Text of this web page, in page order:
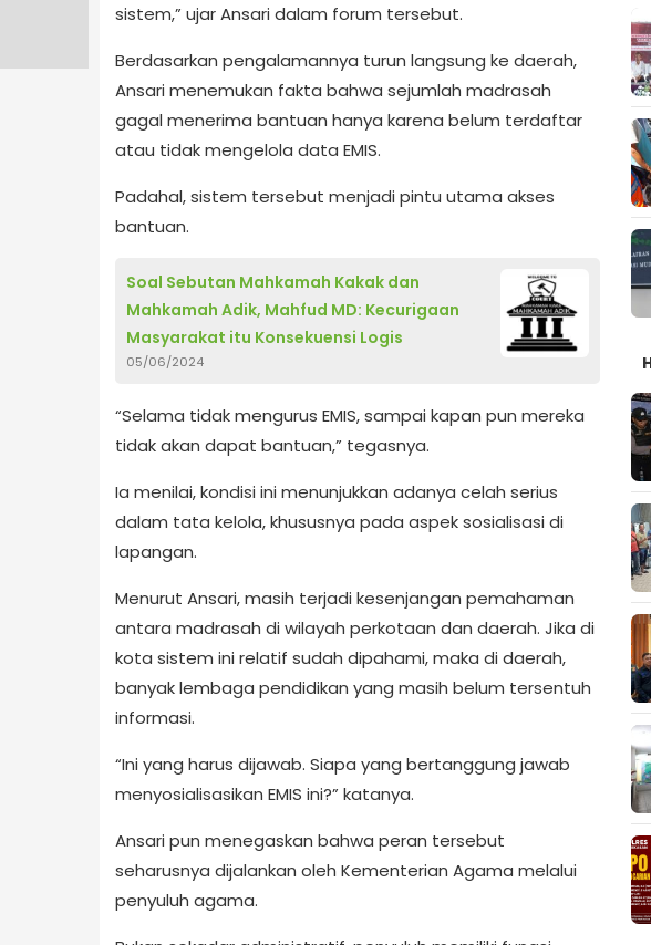
sistem,” ujar Ansari dalam forum tersebut.
Berdasarkan pengalamannya turun langsung ke daerah,
Ansari menemukan fakta bahwa sejumlah madrasah
gagal menerima bantuan hanya karena belum terdaftar
atau tidak mengelola data EMIS.
Padahal, sistem tersebut menjadi pintu utama akses
bantuan.
Soal Sebutan Mahkamah Kakak dan
Mahkamah Adik, Mahfud MD: Kecurigaan
Masyarakat itu Konsekuensi Logis
05/06/2024
“Selama tidak mengurus EMIS, sampai kapan pun mereka
tidak akan dapat bantuan,” tegasnya.
Ia menilai, kondisi ini menunjukkan adanya celah serius
dalam tata kelola, khususnya pada aspek sosialisasi di
lapangan.
Menurut Ansari, masih terjadi kesenjangan pemahaman
antara madrasah di wilayah perkotaan dan daerah. Jika di
kota sistem ini relatif sudah dipahami, maka di daerah,
banyak lembaga pendidikan yang masih belum tersentuh
informasi.
“Ini yang harus dijawab. Siapa yang bertanggung jawab
menyosialisasikan EMIS ini?” katanya.
Ansari pun menegaskan bahwa peran tersebut
seharusnya dijalankan oleh Kementerian Agama melalui
penyuluh agama.